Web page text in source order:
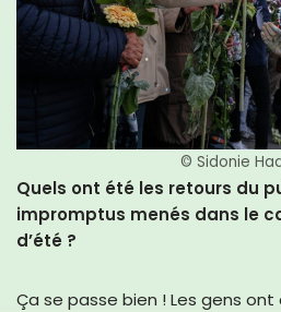
© Sidonie
Quels ont été les retours du
impromptus menés dans le
d’été ?
Ça se passe bien ! Les gens